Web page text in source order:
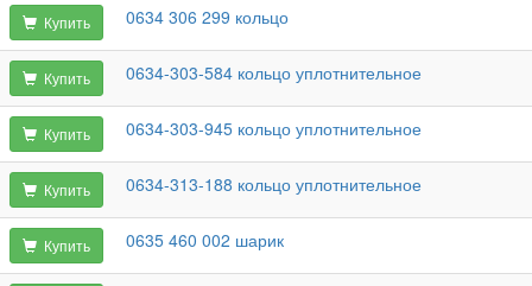
Купить 0634 306 299 кольцо
Купить 0634-303-584 кольцо уплотнительное
Купить 0634-303-945 кольцо уплотнительное
Купить 0634-313-188 кольцо уплотнительное
Купить 0635 460 002 шарик